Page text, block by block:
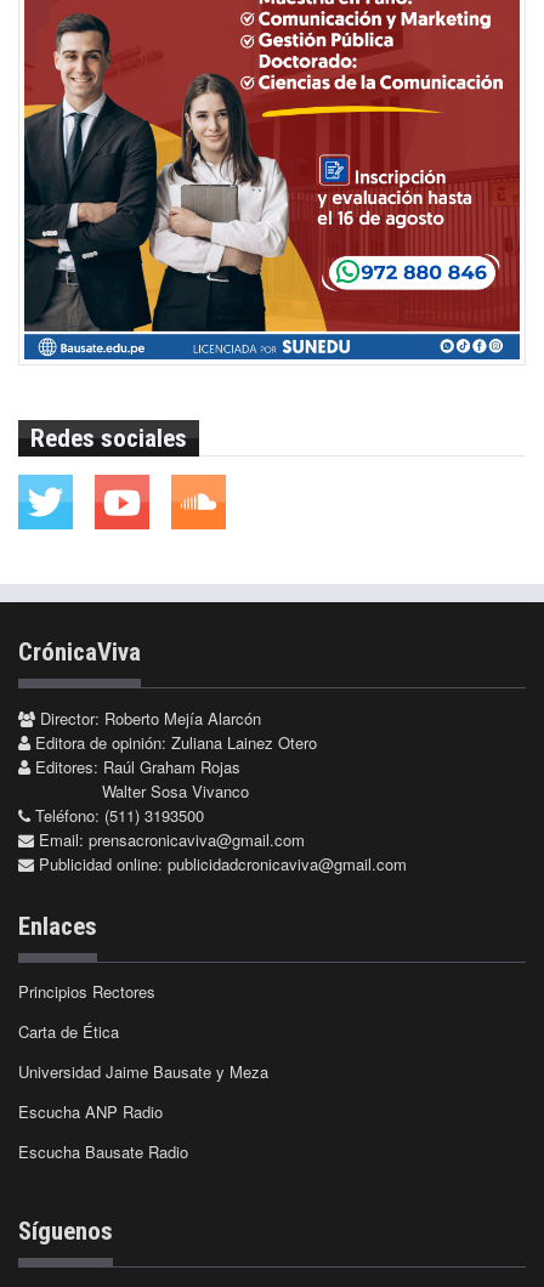
Redes sociales
CrónicaViva
Director: Roberto Mejía Alarcón
Editora de opinión: Zuliana Lainez Otero
Editores: Raúl Graham Rojas
Walter Sosa Vivanco
Teléfono: (511) 3193500
Email: prensacronicaviva@gmail.com
Publicidad online: publicidadcronicaviva@gmail.com
Enlaces
Principios Rectores
Carta de Ética
Universidad Jaime Bausate y Meza
Escucha ANP Radio
Escucha Bausate Radio
Síguenos